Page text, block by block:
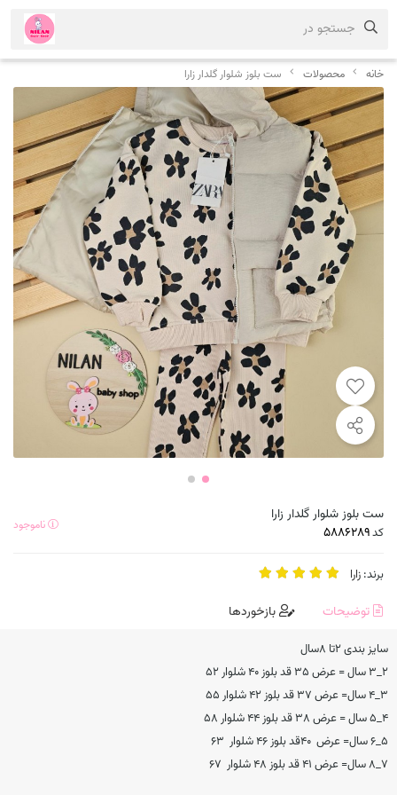
خانه محصولات ست بلوز شلوار گلدار زارا
ست بلوز شلوار گلدار زارا
کد ناموجود
برند: زارا
توضیحات بازخوردها
سایز بندی ۲تا ۸سال
۲_۳ سال = عرض ۳۵ قد بلوز ۴۰ شلوار ۵۲
۳_۴ سال= عرض ۳۷ قد بلوز ۴۲ شلوار ۵۵
۴_۵ سال = عرض ۳۸ قد بلوز ۴۴ شلوار ۵۸
۵_۶ سال= عرض ۴۰قد بلوز ۴۶ شلوار ۶۳
۷_۸ سال= عرض ۴۱ قد بلوز ۴۸ شلوار ۶۷
جستجو در